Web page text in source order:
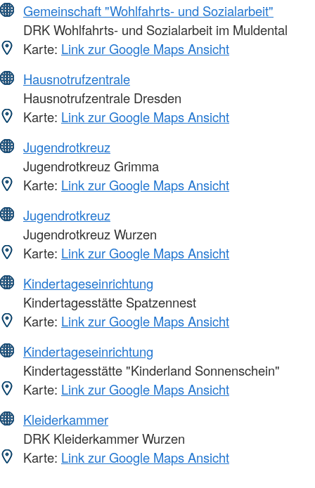
Gemeinschaft "Wohlfahrts- und Sozialarbeit"
DRK Wohlfahrts- und Sozialarbeit im Muldental
Karte: Link zur Google Maps Ansicht
Hausnotrufzentrale
Hausnotrufzentrale Dresden
Karte: Link zur Google Maps Ansicht
Jugendrotkreuz
Jugendrotkreuz Grimma
Karte: Link zur Google Maps Ansicht
Jugendrotkreuz
Jugendrotkreuz Wurzen
Karte: Link zur Google Maps Ansicht
Kindertageseinrichtung
Kindertagesstätte Spatzennest
Karte: Link zur Google Maps Ansicht
Kindertageseinrichtung
Kindertagesstätte "Kinderland Sonnenschein"
Karte: Link zur Google Maps Ansicht
Kleiderkammer
DRK Kleiderkammer Wurzen
Karte: Link zur Google Maps Ansicht